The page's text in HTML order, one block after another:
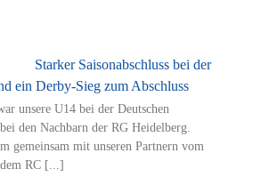
Starker Saisonabschluss bei der
ein Derby-Sieg zum Abschluss
unsere U14 bei der Deutschen
den Nachbarn der RG Heidelberg.
gemeinsam mit unseren Partnern vom
RC [...]